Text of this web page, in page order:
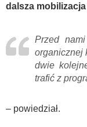
dalsza
Przed
organicznej
dwie
trafić z
– powiedział.